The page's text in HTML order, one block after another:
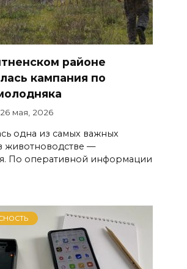
районе
кампания по
26 мая, 2026
одна из самых важных
животноводстве —
По оперативной информации